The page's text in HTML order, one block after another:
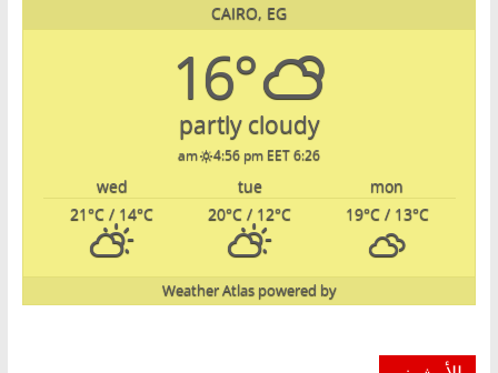
CAIRO, EG
16°
partly cloudy
6:26 am
4:56 pm EET
mon
tue
wed
19°C/ 13°C
20°C / 12°C
21°C / 14°C
powered by
Weather Atlas